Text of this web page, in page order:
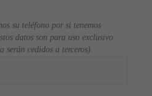
su teléfono por si tenemos
datos son para uso exclusivo
serán cedidos a terceros).